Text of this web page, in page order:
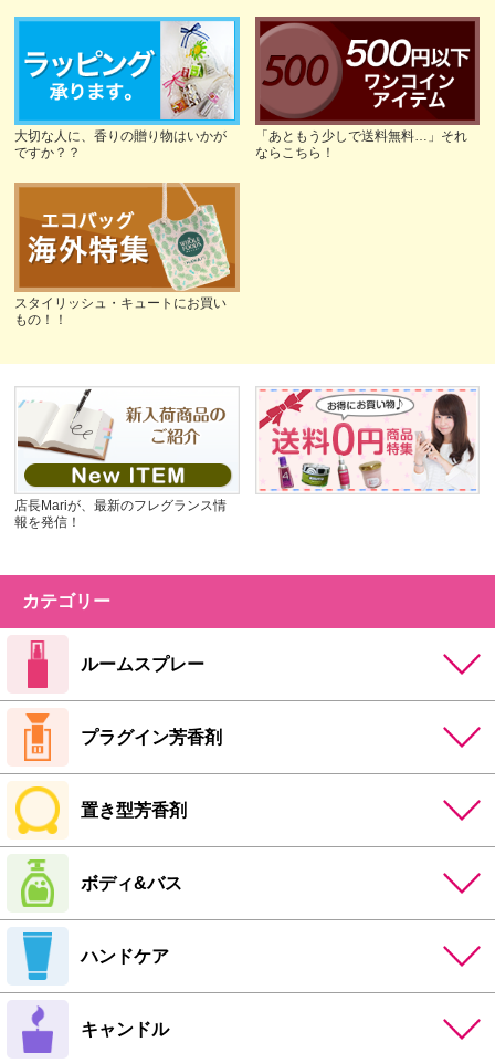
大切な人に、香りの贈り物はいかが
ですか？？
「あともう少しで送料無料…」それ
ならこちら！
スタイリッシュ・キュートにお買い
もの！！
店長Mariが、最新のフレグランス情
報を発信！
カテゴリー
ルームスプレー
プラグイン芳香剤
置き型芳香剤
ボディ&バス
ハンドケア
キャンドル